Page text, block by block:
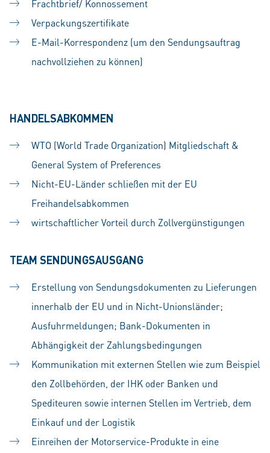
Frachtbrief/ Konnossement
Verpackungszertifikate
E-Mail-Korrespondenz (um den Sendungsauftrag
nachvollziehen zu können)
HANDELSABKOMMEN
WTO (World Trade Organization) Mitgliedschaft &
General System of Preferences
Nicht-EU-Länder schließen mit der EU
Freihandelsabkommen
wirtschaftlicher Vorteil durch Zollvergünstigungen
TEAM SENDUNGSAUSGANG
Erstellung von Sendungsdokumenten zu Lieferungen
innerhalb der EU und in Nicht-Unionsländer;
Ausfuhrmeldungen; Bank-Dokumenten in
Abhängigkeit der Zahlungsbedingungen
Kommunikation mit externen Stellen wie zum Beispiel
den Zollbehörden, der IHK oder Banken und
Spediteuren sowie internen Stellen im Vertrieb, dem
Einkauf und der Logistik
Einreihen der Motorservice-Produkte in eine